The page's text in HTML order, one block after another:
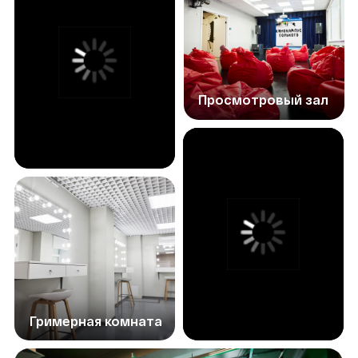
Наставник поможет догнать материал — можно
получить запись или краткий разбор темы и задание
для отработки
Вместо